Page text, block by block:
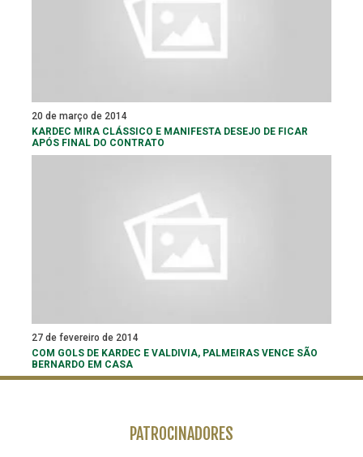
20 de março de 2014
KARDEC MIRA CLÁSSICO E MANIFESTA DESEJO DE FICAR
APÓS FINAL DO CONTRATO
27 de fevereiro de 2014
COM GOLS DE KARDEC E VALDIVIA, PALMEIRAS VENCE SÃO
BERNARDO EM CASA
PATROCINADORES